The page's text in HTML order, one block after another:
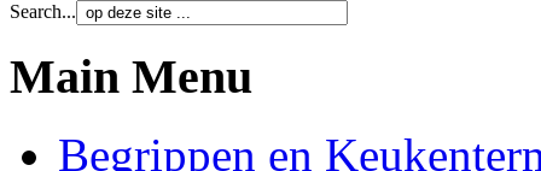
Search...
Main Menu
Begrippen en